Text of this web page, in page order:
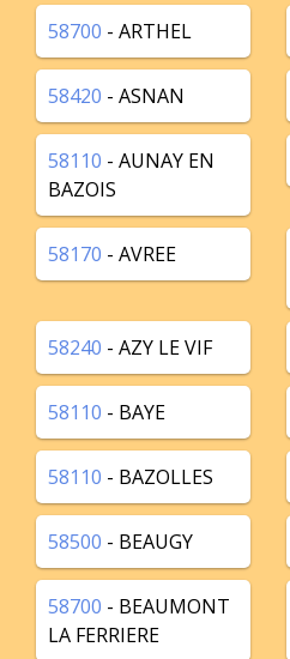
58700 - ARTHEL
58420 - ASNAN
58110 - AUNAY EN
BAZOIS
58170 - AVREE
58240 - AZY LE VIF
58110 - BAYE
58110 - BAZOLLES
58500 - BEAUGY
58700 - BEAUMONT
LA FERRIERE